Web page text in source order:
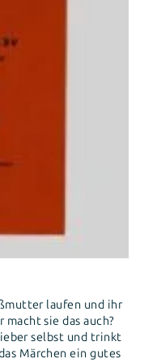
laufen und ihr
sie das auch?
selbst und trinkt
Märchen ein gutes